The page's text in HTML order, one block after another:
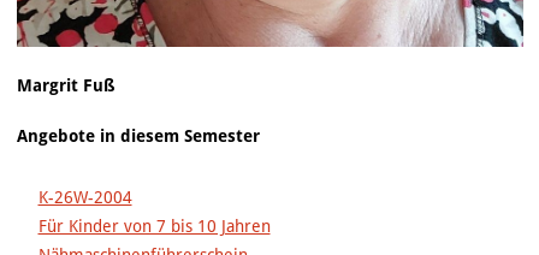
Margrit Fuß
Angebote in diesem Semester
K-26W-2004
Für Kinder von 7 bis 10 Jahren